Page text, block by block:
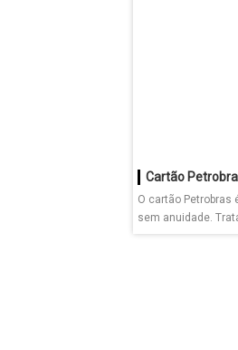
Cartão
O cartão Petrobras
sem anuidade.